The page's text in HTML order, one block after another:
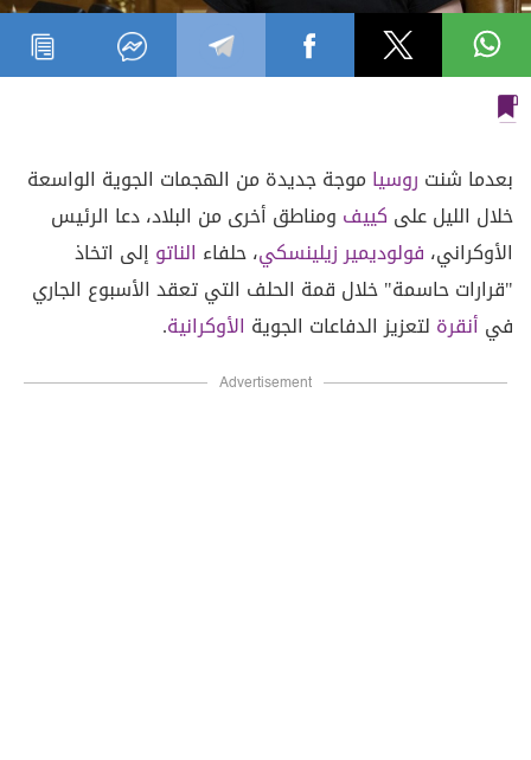
بعدما شنت روسيا موجة جديدة من الهجمات الجوية الواسعة
خلال الليل على كييف ومناطق أخرى من البلاد، دعا الرئيس
الأوكراني، فولوديمير زيلينسكي، حلفاء الناتو إلى اتخاذ
"قرارات حاسمة" خلال قمة الحلف التي تعقد الأسبوع الجاري
في أنقرة لتعزيز الدفاعات الجوية الأوكرانية.
Advertisement